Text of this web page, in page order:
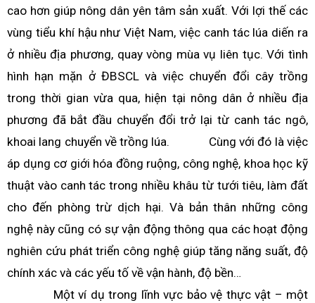
cao hơn giúp nông dân yên tâm sản xuất. Với lợi thế các
vùng tiểu khí hậu như Việt Nam, việc canh tác lúa diến ra
ở nhiều địa phương, quay vòng mùa vụ liên tục. Với tình
hình hạn mặn ở ĐBSCL và việc chuyển đổi cây trồng
trong thời gian vừa qua, hiện tại nông dân ở nhiều địa
phương đã bắt đầu chuyển đổi trở lại từ canh tác ngô,
khoai lang chuyển về trồng lúa. Cùng với đó là việc
áp dụng cơ giới hóa đồng ruộng, công nghệ, khoa học kỹ
thuật vào canh tác trong nhiều khâu từ tưới tiêu, làm đất
cho đến phòng trừ dịch hại. Và bản thân những công
nghệ này cũng có sự vận động thông qua các hoạt động
nghiên cứu phát triển công nghệ giúp tăng năng suất, độ
chính xác và các yếu tố về vận hành, độ bền…
Một ví dụ trong lĩnh vực bảo vệ thực vật – một